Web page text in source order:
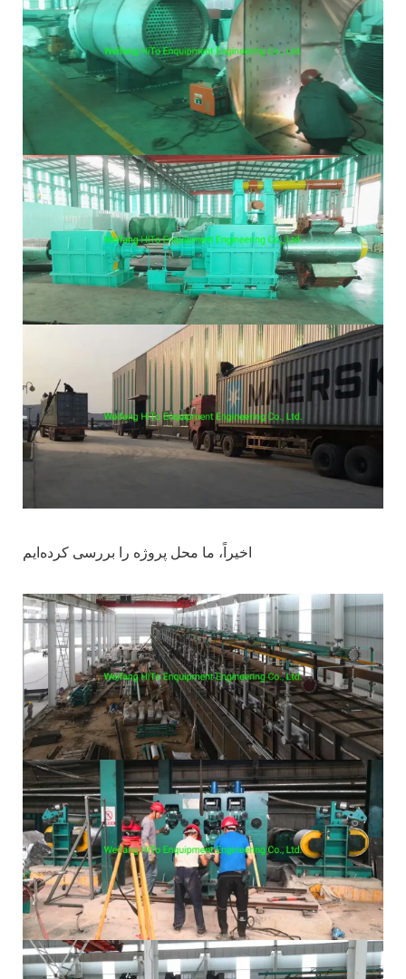
اخیراً، ما محل پروژه را بررسی کرده‌ایم